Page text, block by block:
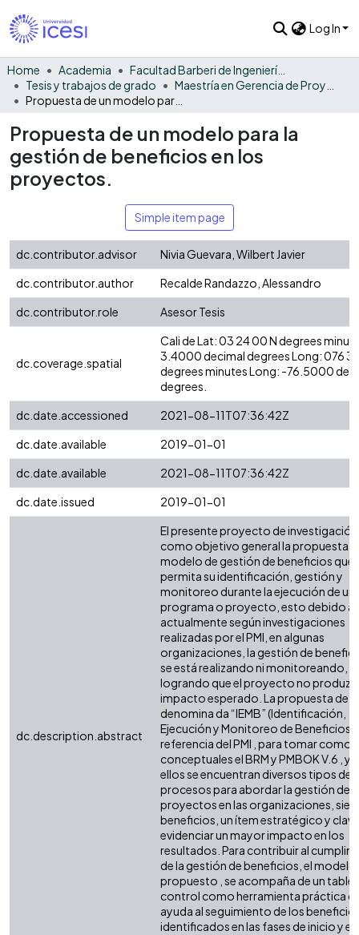
Log In
Home Academia
Facultad Barberi de Ingeniería, Diseño y Ciencias Aplicadas
Tesis y trabajos de grado
Propuesta de un modelo para la
gestión de beneficios en los
proyectos.
Simple item page
dc.contributor.advisor
Nivia Guevara, Wilbert Javier
dc.contributor.author
Recalde Randazzo, Alessandro
dc.contributor.role
Asesor Tesis
dc.coverage.spatial
Cali de Lat: 03 24 00 N degrees
3.4000 decimal degrees Long: 076
degrees minutes Long: -76.5000
degrees.
dc.date.accessioned
2021-08-11T07:36:42Z
dc.date.available
2019-01-01
dc.date.available
2021-08-11T07:36:42Z
dc.date.issued
2019-01-01
dc.description.abstract
El presente proyecto de
como objetivo general la propuesta
modelo de gestión de beneficios que
permita su identificación, gestión y
monitoreo durante la ejecución de un
programa o proyecto, esto debido a
actualmente según investigaciones
realizadas por el PMI, en algunas
organizaciones, la gestión de
se está realizando ni monitoreando,
logrando que el proyecto no
impacto esperado. La propuesta de
denomina da “IEMB” (Identificación,
Ejecución y Monitoreo de Beneficios)
referencia del PMI , para tomar como
conceptuales el BRM y PMBOK V.6 ,
ellos se encuentran diversos tipos de
procesos para abordar la gestión de
proyectos en las organizaciones,
beneficios, un ítem estratégico y
evidenciar un mayor impacto en los
resultados. Para contribuir al
de la gestión de beneficios, el modelo
propuesto , se acompaña de un
control como herramienta práctica
ayuda al seguimiento de los
identificados en las fases de inicio y